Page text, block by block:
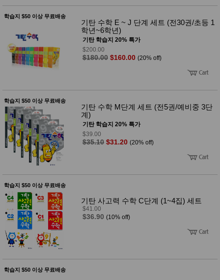
침구용
품
생활/욕
용품
WALL
DECO
Pet
화 사
학습지 $50 이상 무료배송
기탄 수학 E ~ J 단계 세트 (전30권/초등 1
학년~6학년)
기탄 학습지 20% 특가
$200.00
$180.00 $160.00 (20% off)
학습지 $50 이상 무료배송
기탄 수학 M단계 세트 (전5권/예비중 3단
계)
기탄 학습지 20% 특가
$39.00
$35.10 $31.20 (20% off)
학습지 $50 이상 무료배송
기탄 사고력 수학 C단계 (1~4집) 세트
$41.00
$36.90 (10% off)
학습지 $50 이상 무료배송